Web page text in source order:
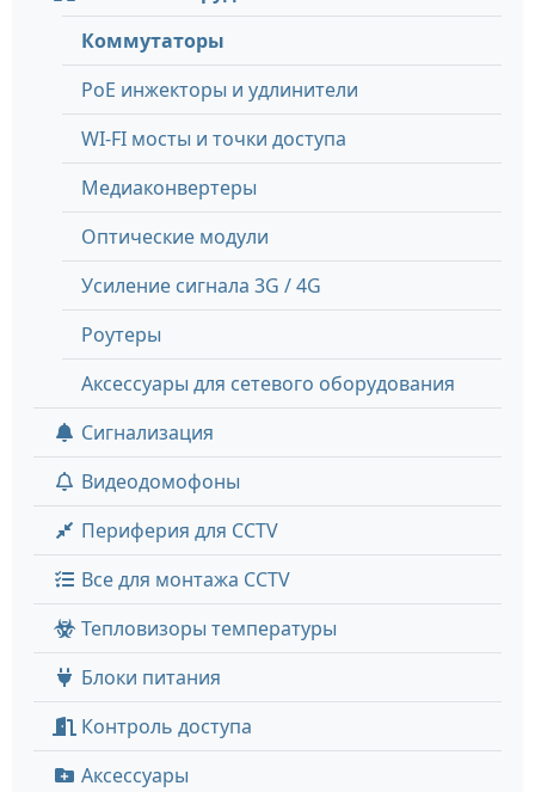
Коммутаторы
PoE инжекторы и удлинители
WI-FI мосты и точки доступа
Медиаконвертеры
Оптические модули
Усиление сигнала 3G / 4G
Роутеры
Аксессуары для сетевого оборудования
Сигнализация
Видеодомофоны
Периферия для CCTV
Все для монтажа CCTV
Тепловизоры температуры
Блоки питания
Контроль доступа
Аксессуары